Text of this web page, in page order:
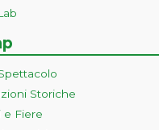
Storiche
e Fiere